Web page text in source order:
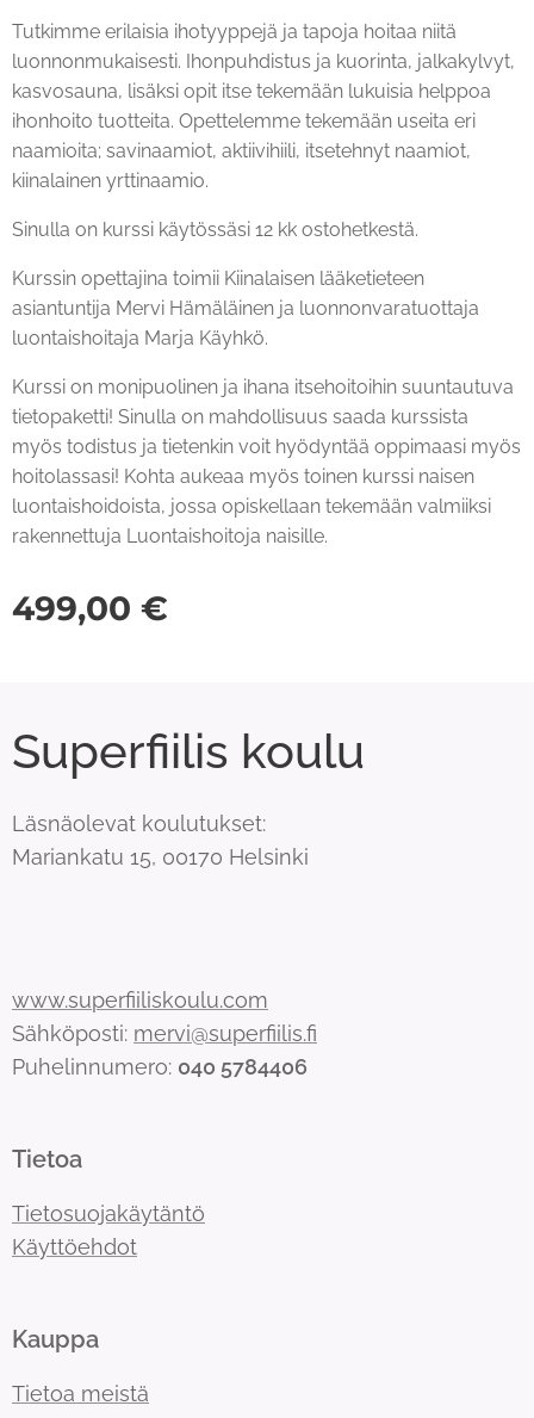
Tutkimme erilaisia ihotyyppejä ja tapoja hoitaa niitä
luonnonmukaisesti. Ihonpuhdistus ja kuorinta, jalkakylvyt,
kasvosauna, lisäksi opit itse tekemään lukuisia helppoa
ihonhoito tuotteita. Opettelemme tekemään useita eri
naamioita; savinaamiot, aktiivihiili, itsetehnyt naamiot,
kiinalainen yrttinaamio.
Sinulla on kurssi käytössäsi 12 kk ostohetkestä.
Kurssin opettajina toimii Kiinalaisen lääketieteen
asiantuntija Mervi Hämäläinen ja luonnonvaratuottaja
luontaishoitaja Marja Käyhkö.
Kurssi on monipuolinen ja ihana itsehoitoihin suuntautuva
tietopaketti! Sinulla on mahdollisuus saada kurssista
myös todistus ja tietenkin voit hyödyntää oppimaasi myös
hoitolassasi! Kohta aukeaa myös toinen kurssi naisen
luontaishoidoista, jossa opiskellaan tekemään valmiiksi
rakennettuja Luontaishoitoja naisille.
499,00 €
Superfiilis koulu
Läsnäolevat koulutukset:
Mariankatu 15, 00170 Helsinki
www.superfiiliskoulu.com
Sähköposti: mervi@superfiilis.fi
Puhelinnumero: 040 5784406
Tietoa
Tietosuojakäytäntö
Käyttöehdot
Kauppa
Tietoa meistä